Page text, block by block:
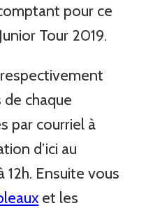
pour ce
Tour 2019.
chaque
par courriel à
d’ici au
Ensuite vous
et les